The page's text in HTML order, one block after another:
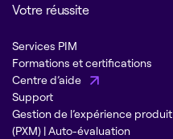
Votre réussite
Services PIM
Formations et certifications
Centre d’aide
Support
Gestion de l’expérience produit
(PXM) | Auto-évaluation